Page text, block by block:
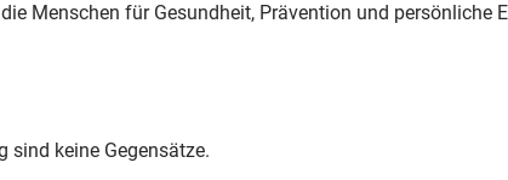
Menschen für Gesundheit, Prävention und persönliche
sind keine Gegensätze.